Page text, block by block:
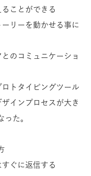
ことができる
リーを動かせる事に
のコミュニケーショ
トタイピングツール
インプロセスが大き
た。
ぐに返信する